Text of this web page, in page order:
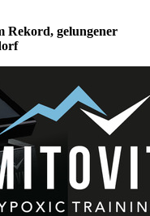
Rekord, gelungener